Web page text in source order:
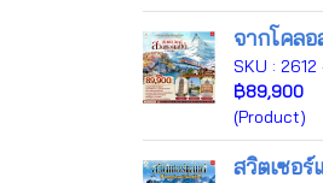
จากโคล
SKU :
฿89,900
(Product)
สวิตเซอ